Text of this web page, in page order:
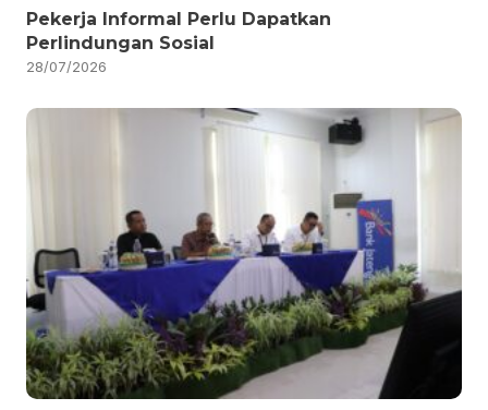
Pekerja Informal Perlu Dapatkan
Perlindungan Sosial
28/07/2026